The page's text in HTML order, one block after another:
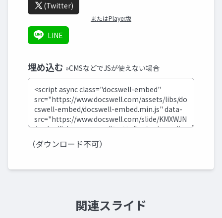
(Twitter)
またはPlayer版
LINE
埋め込む »CMSなどでJSが使えない場合
（ダウンロード不可）
関連スライド